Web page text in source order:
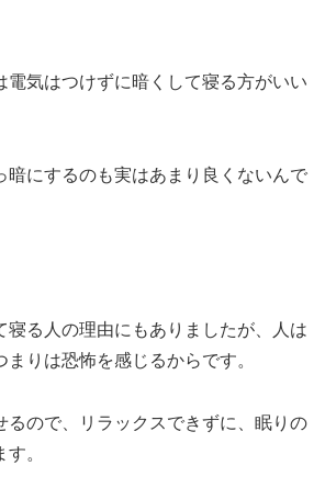
電気はつけずに暗くして寝る方がいい
暗にするのも実はあまり良くないんで
寝る人の理由にもありましたが、人は
りは恐怖を感じるからです。
るので、リラックスできずに、眠りの
。